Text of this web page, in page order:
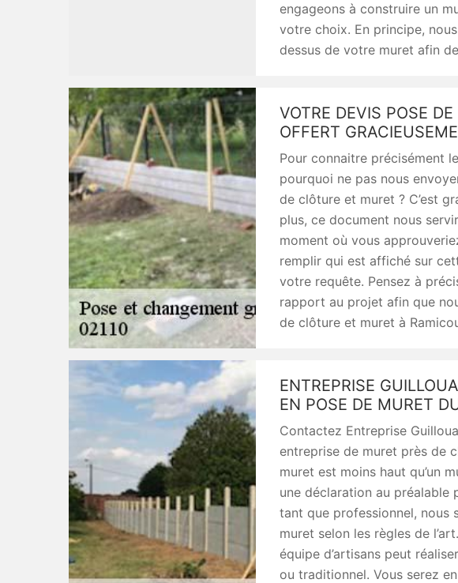
engageons à construire un
votre choix. En principe,
dessus de votre muret afin
VOTRE DEVIS POSE
OFFERT
Pour connaitre précisément
pourquoi ne pas nous
de clôture et muret ? C’est
plus, ce document nous
moment où vous
remplir qui est affiché sur
votre requête. Pensez à
rapport au projet afin que
de clôture et muret à
ENTREPRISE
EN POSE DE MURET
Contactez Entreprise
entreprise de muret près de
muret est moins haut qu’un
une déclaration au préalable
tant que professionnel, nous
muret selon les règles de
équipe d’artisans peut
ou traditionnel. Vous serez